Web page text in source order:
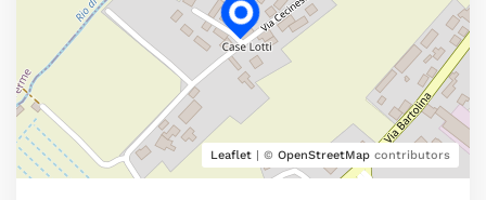
Leaflet | © OpenStreetMap contributors